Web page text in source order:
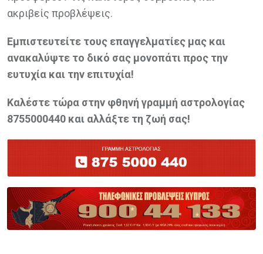
ακριβείς προβλέψεις.
Εμπιστευτείτε τους επαγγελματίες μας και
ανακαλύψτε το δικό σας μονοπάτι προς την
ευτυχία και την επιτυχία!
Καλέστε τώρα στην φθηνή γραμμή αστρολογίας
8755000440 και αλλάξτε τη ζωή σας!